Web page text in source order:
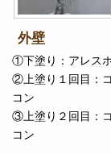
外壁
①下塗り：アレス
②上塗り１回目：
コン
③上塗り２回目：
コン